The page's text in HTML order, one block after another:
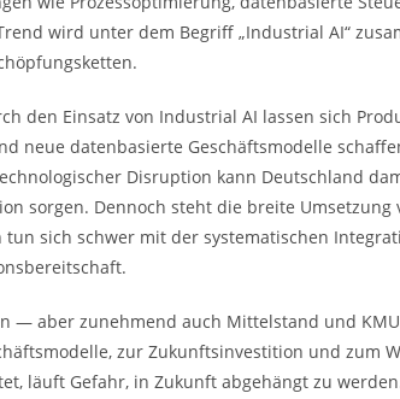
wird unter dem Begriff „Industrial AI“
den Einsatz von Industrial AI lassen sich
neue datenbasierte Geschäftsmodelle
Disruption kann Deutschland
sorgen. Dennoch steht die breite
sich schwer mit der systematischen
— aber zunehmend auch Mittelstand und
zur Zukunftsinvestition und zum
läuft Gefahr, in Zukunft abgehängt zu